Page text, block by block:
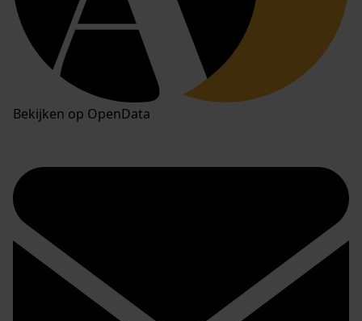
Bekijken op OpenData